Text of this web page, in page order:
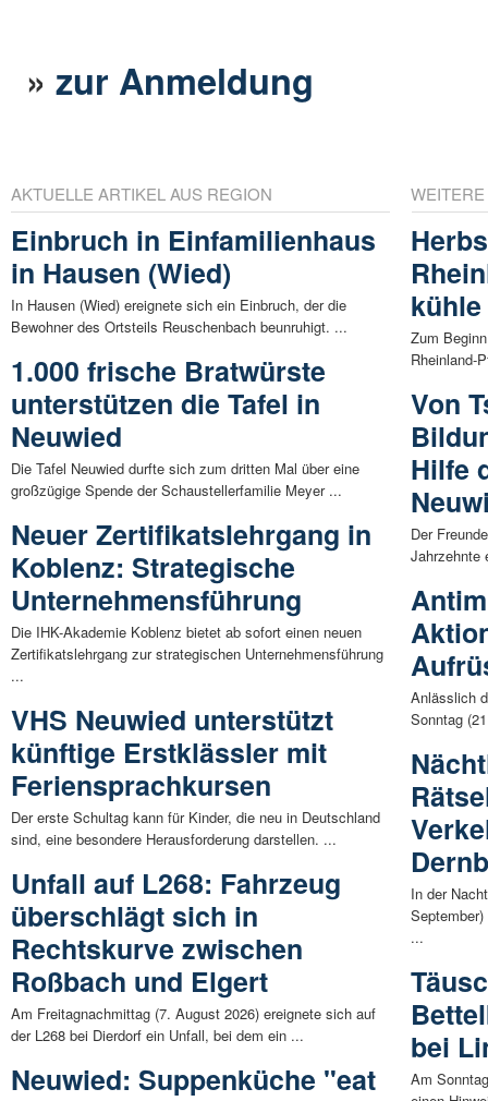
»zur Anmeldung
AKTUELLE ARTIKEL AUS REGION
Einbruch in Einfamilienhaus
in Hausen (Wied)
In Hausen (Wied) ereignete sich ein Einbruch, der die
Bewohner des Ortsteils Reuschenbach beunruhigt. ...
1.000 frische Bratwürste
unterstützen die Tafel in
Neuwied
Die Tafel Neuwied durfte sich zum dritten Mal über eine
großzügige Spende der Schaustellerfamilie Meyer ...
Neuer Zertifikatslehrgang in
Koblenz: Strategische
Unternehmensführung
Die IHK-Akademie Koblenz bietet ab sofort einen neuen
Zertifikatslehrgang zur strategischen Unternehmensführung
...
VHS Neuwied unterstützt
künftige Erstklässler mit
Feriensprachkursen
Der erste Schultag kann für Kinder, die neu in Deutschland
sind, eine besondere Herausforderung darstellen. ...
Unfall auf L268: Fahrzeug
überschlägt sich in
Rechtskurve zwischen
Roßbach und Elgert
Am Freitagnachmittag (7. August 2026) ereignete sich auf
der L268 bei Dierdorf ein Unfall, bei dem ein ...
Neuwied: Suppenküche "eat
Zum
Rheinland-
Von
Hilfe
Der
Jahrzehnte
Anlässlich
Sonntag
In der
...
bei
Am